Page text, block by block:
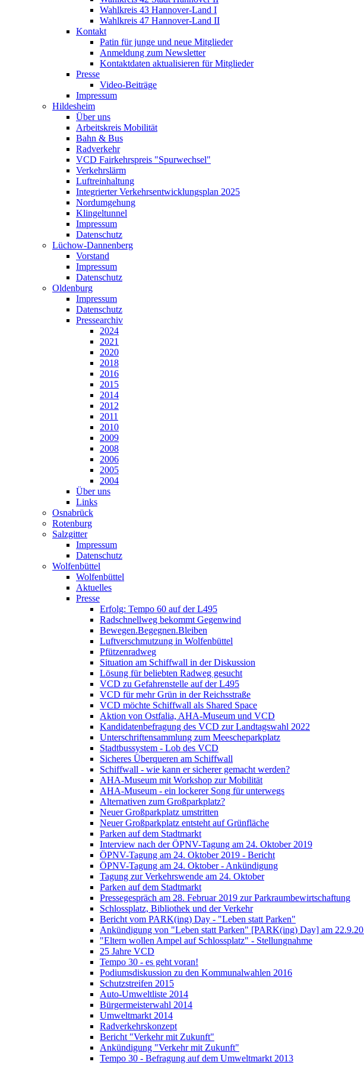
Wahlkreis 43 Hannover-Land I
Wahlkreis 47 Hannover-Land II
Kontakt
Patin für junge und neue Mitglieder
Anmeldung zum Newsletter
Kontaktdaten aktualisieren für Mitglieder
Presse
Video-Beiträge
Impressum
Hildesheim
Über uns
Arbeitskreis Mobilität
Bahn & Bus
Radverkehr
VCD Fairkehrspreis "Spurwechsel"
Verkehrslärm
Luftreinhaltung
Integrierter Verkehrsentwicklungsplan 2025
Nordumgehung
Klingeltunnel
Impressum
Datenschutz
Lüchow-Dannenberg
Vorstand
Impressum
Datenschutz
Oldenburg
Impressum
Datenschutz
Pressearchiv
2024
2021
2020
2018
2016
2015
2014
2012
2011
2010
2009
2008
2006
2005
2004
Über uns
Links
Osnabrück
Rotenburg
Salzgitter
Impressum
Datenschutz
Wolfenbüttel
Wolfenbüttel
Aktuelles
Presse
Erfolg: Tempo 60 auf der L495
Radschnellweg bekommt Gegenwind
Bewegen.Begegnen.Bleiben
Luftverschmutzung in Wolfenbüttel
Pfützenradweg
Situation am Schiffwall in der Diskussion
Lösung für beliebten Radweg gesucht
VCD zu Gefahrenstelle auf der L495
VCD für mehr Grün in der Reichsstraße
VCD möchte Schiffwall als Shared Space
Aktion von Ostfalia, AHA-Museum und VCD
Kandidatenbefragung des VCD zur Landtagswahl 2022
Unterschriftensammlung zum Meescheparkplatz
Stadtbussystem - Lob des VCD
Sicheres Überqueren am Schiffwall
Schiffwall - wie kann er sicherer gemacht werden?
AHA-Museum mit Workshop zur Mobilität
AHA-Museum - ein lockerer Song für unterwegs
Alternativen zum Großparkplatz?
Neuer Großparkplatz umstritten
Neuer Großparkplatz entsteht auf Grünfläche
Parken auf dem Stadtmarkt
Interview nach der ÖPNV-Tagung am 24. Oktober 2019
ÖPNV-Tagung am 24. Oktober 2019 - Bericht
ÖPNV-Tagung am 24. Oktober - Ankündigung
Tagung zur Verkehrswende am 24. Oktober
Parken auf dem Stadtmarkt
Pressegespräch am 28. Februar 2019 zur Parkraumbewirtschaftung
Schlossplatz, Bibliothek und der Verkehr
Bericht vom PARK(ing) Day - "Leben statt Parken"
Ankündigung von "Leben statt Parken" [PARK(ing) Day] am
"Eltern wollen Ampel auf Schlossplatz" - Stellungnahme
25 Jahre VCD
Tempo 30 - es geht voran!
Podiumsdiskussion zu den Kommunalwahlen 2016
Schutzstreifen 2015
Auto-Umweltliste 2014
Bürgermeisterwahl 2014
Umweltmarkt 2014
Radverkehrskonzept
Bericht "Verkehr mit Zukunft"
Ankündigung "Verkehr mit Zukunft"
Tempo 30 - Befragung auf dem Umweltmarkt 2013